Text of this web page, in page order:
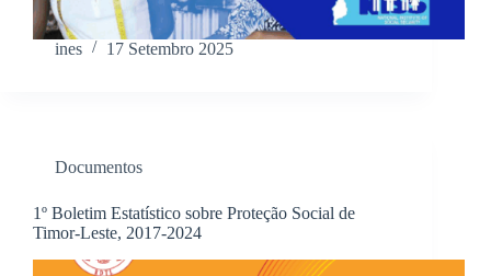
ines 17 Setembro 2025
Documentos
1º Boletim Estatístico sobre Proteção Social de
Timor-Leste, 2017-2024